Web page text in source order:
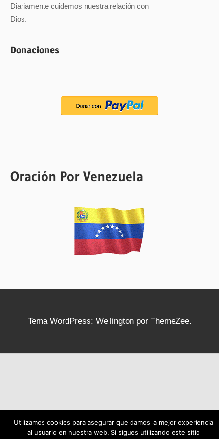
Diariamente cuidemos nuestra relación con
Dios.
Donaciones
Oración Por Venezuela
Tema WordPress: Wellington por ThemeZee.
Utilizamos cookies para asegurar que damos la mejor experiencia
al usuario en nuestra web. Si sigues utilizando este sitio